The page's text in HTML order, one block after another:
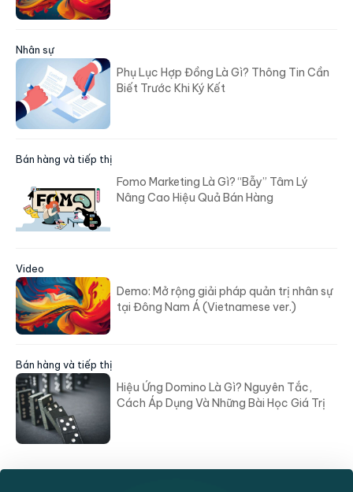
Nhân sự
Phụ Lục Hợp Đồng Là Gì? Thông Tin Cần
Biết Trước Khi Ký Kết
Bán hàng và tiếp thị
Fomo Marketing Là Gì? “Bẫy” Tâm Lý
Nâng Cao Hiệu Quả Bán Hàng
Video
Demo: Mở rộng giải pháp quản trị nhân sự
tại Đông Nam Á (Vietnamese ver.)
Bán hàng và tiếp thị
Hiệu Ứng Domino Là Gì? Nguyên Tắc,
Cách Áp Dụng Và Những Bài Học Giá Trị